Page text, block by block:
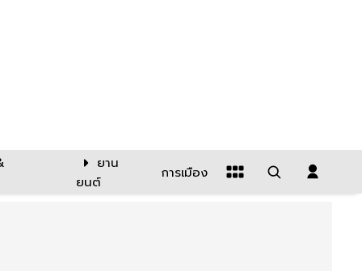
ยาน
ยนต์
การเมือง